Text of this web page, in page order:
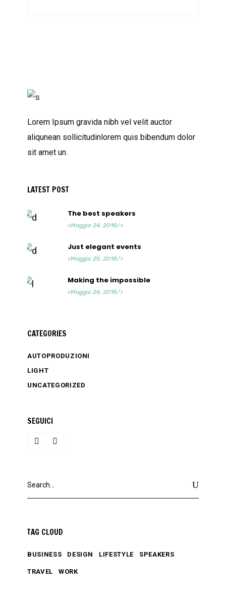
Lorem Ipsum gravida nibh vel velit auctor
aliqunean sollicitudinlorem quis bibendum dolor
sit amet un.
LATEST POST
The best speakers
<Maggio 24, 2018/>
Just elegant events
<Maggio 25, 2018/>
Making the impossible
<Maggio 26, 2018/>
CATEGORIES
AUTOPRODUZIONI
LIGHT
UNCATEGORIZED
SEGUICI
TAG CLOUD
BUSINESS DESIGN LIFESTYLE SPEAKERS
TRAVEL WORK